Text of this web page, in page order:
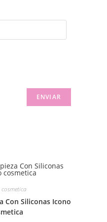
Con Siliconas Icono